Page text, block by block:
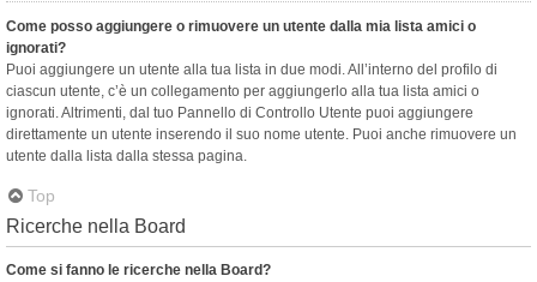
Come posso aggiungere o rimuovere un utente dalla mia lista amici o
ignorati?
Puoi aggiungere un utente alla tua lista in due modi. All’interno del profilo di
ciascun utente, c’è un collegamento per aggiungerlo alla tua lista amici o
ignorati. Altrimenti, dal tuo Pannello di Controllo Utente puoi aggiungere
direttamente un utente inserendo il suo nome utente. Puoi anche rimuovere un
utente dalla lista dalla stessa pagina.
Top
Ricerche nella Board
Come si fanno le ricerche nella Board?